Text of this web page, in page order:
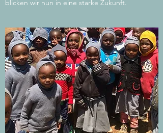
blicken wir nun in eine starke Zukunft.